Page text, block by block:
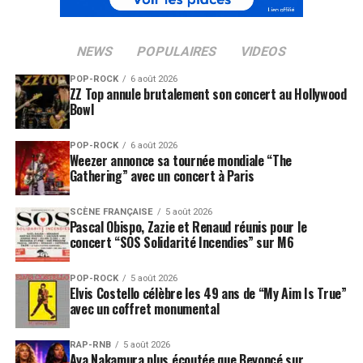
NEWS POPULAIRES VIDEOS
POP-ROCK 6 août 2026
ZZ Top annule brutalement son concert au Hollywood
Bowl
POP-ROCK 6 août 2026
Weezer annonce sa tournée mondiale “The
Gathering” avec un concert à Paris
SCÈNE FRANÇAISE 5 août 2026
Pascal Obispo, Zazie et Renaud réunis pour le
concert “SOS Solidarité Incendies” sur M6
POP-ROCK 5 août 2026
Elvis Costello célèbre les 49 ans de “My Aim Is True”
avec un coffret monumental
RAP-RNB 5 août 2026